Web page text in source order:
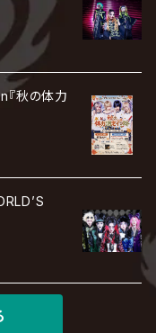
秋の体力